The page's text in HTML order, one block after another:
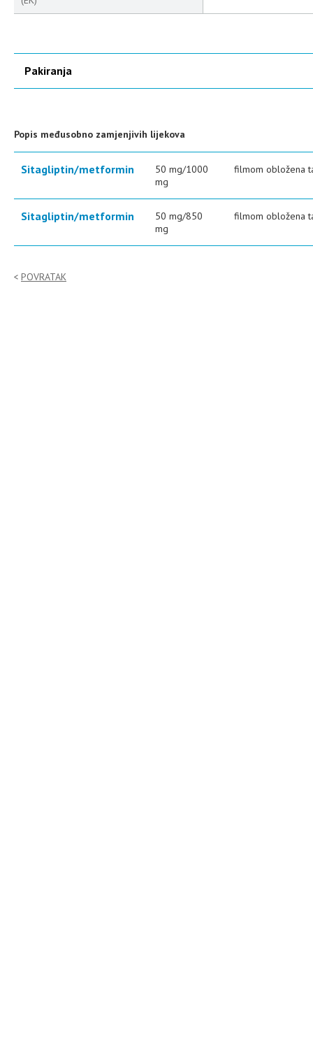
Pakiranja
Popis međusobno zamjenjivih lijekova
Sitagliptin/metformin
50 mg/1000
mg
filmom obložena
Sitagliptin/metformin
50 mg/850
mg
filmom obložena
POVRATAK